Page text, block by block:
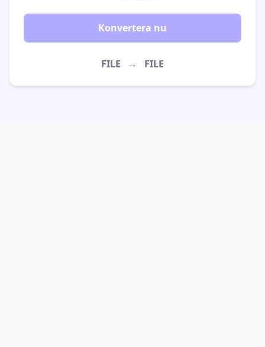
Konvertera nu
FILE → FILE